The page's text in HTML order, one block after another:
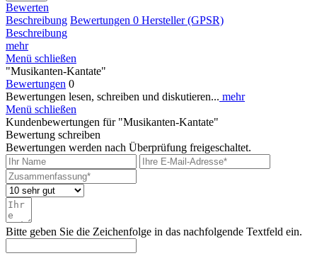
Bewerten
Beschreibung Bewertungen 0 Hersteller (GPSR)
Beschreibung
mehr
Menü schließen
"Musikanten-Kantate"
Bewertungen 0
Bewertungen lesen, schreiben und diskutieren... mehr
Menü schließen
Kundenbewertungen für "Musikanten-Kantate"
Bewertung schreiben
Bewertungen werden nach Überprüfung freigeschaltet.
Bitte geben Sie die Zeichenfolge in das nachfolgende Textfeld ein.